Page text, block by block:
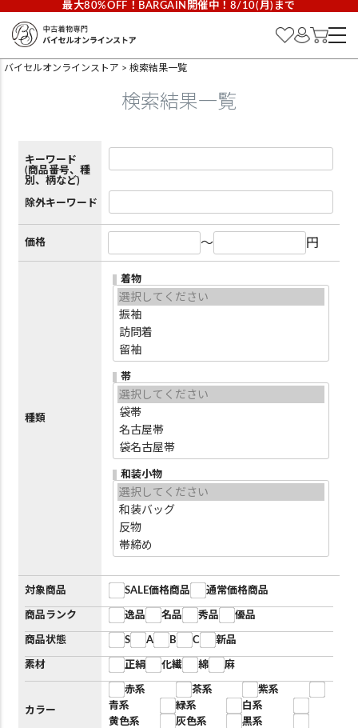
最大80%OFF！BARGAIN開催中！8/10(月)まで
バイセルオンラインストア 検索結果一覧
検索結果一覧
キーワード
(商品番号、種
別、柄など)
除外キーワード
価格 ～ 円
種類
着物
帯
和装小物
対象商品 SALE価格商品 通常価格商品
商品ランク 逸品 名品 秀品 優品
商品状態 S A B C 新品
素材 正絹 化繊 綿 麻
カラー
赤系 茶系
紫系
青系
緑系
白系
黄色系
灰色系
黒系